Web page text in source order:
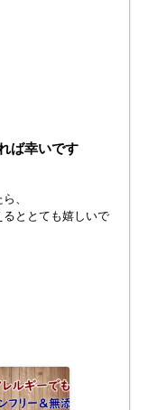
ば幸いです
、
ととても嬉しいで